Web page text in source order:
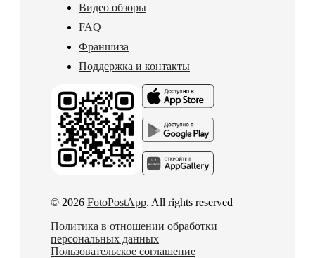
Видео обзоры
FAQ
Франшиза
Поддержка и контакты
© 2026 FotoPostApp. All rights reserved
Политика в отношении обработки
персональных данных
Пользовательское соглашение